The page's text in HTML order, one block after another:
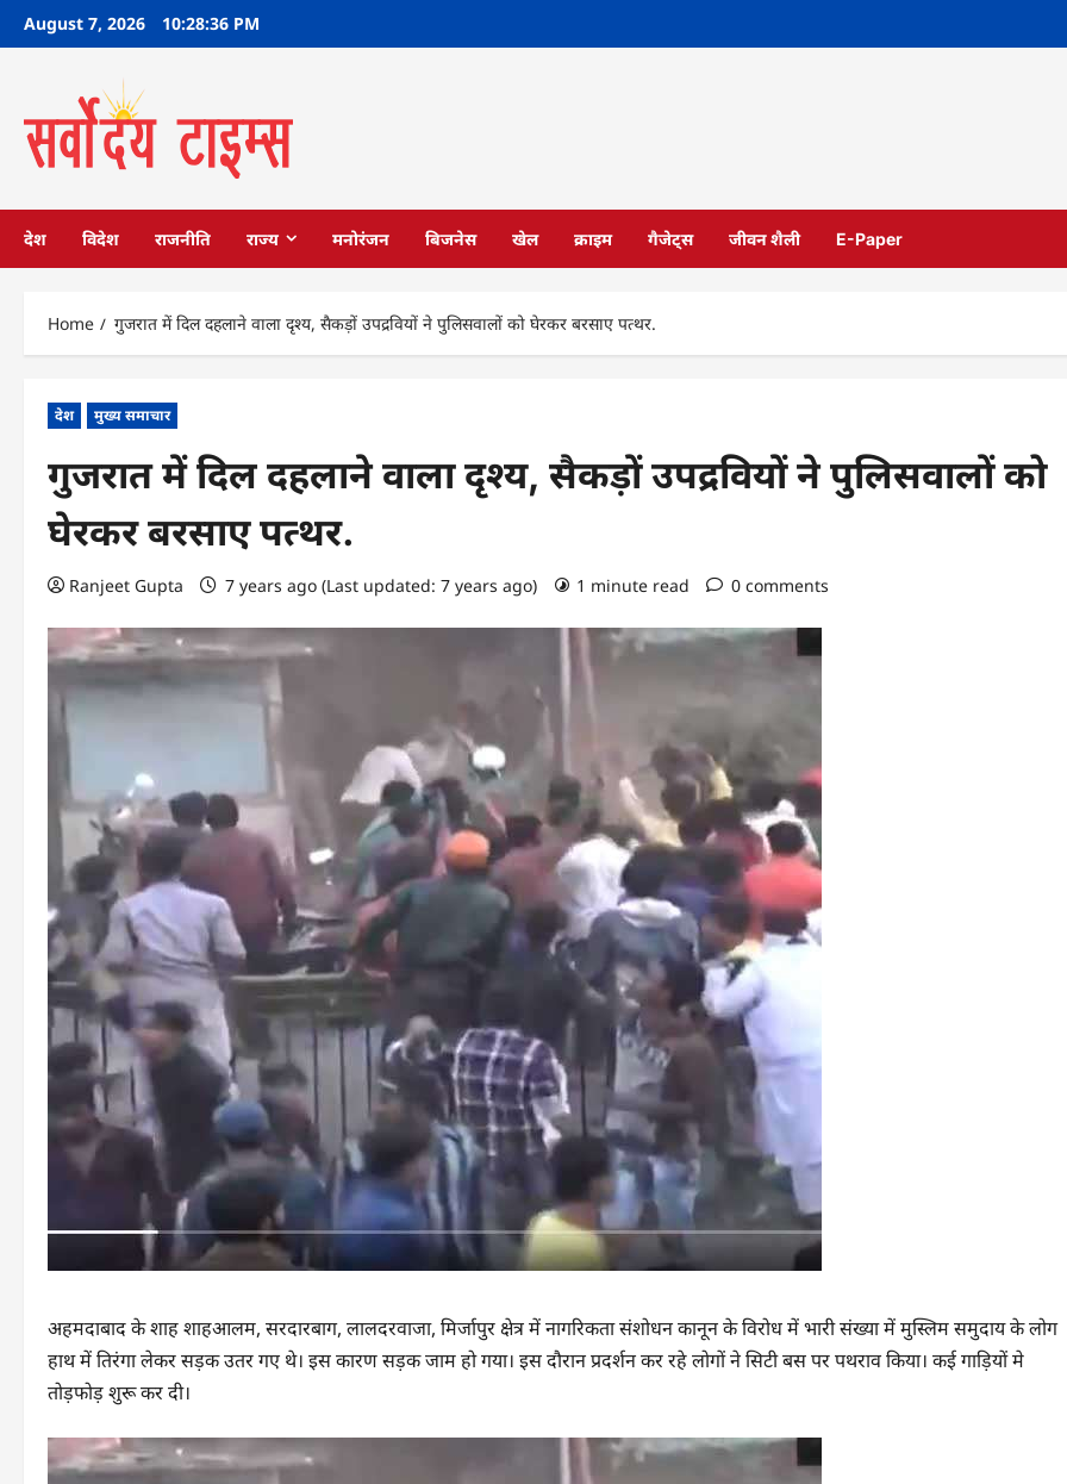
SkipAugust 7, 2026 10:28:37 PM
देश विदेश राजनीति राज्य मनोरंजन बिजनेस खेल क्राइम गैजेट्स जीवन शैली E-Paper
Home गुजरात में दिल दहलाने वाला दृश्‍य, सैकड़ों उपद्रवियों ने पुलिसवालों को घेरकर बरसाए पत्थर.
देश मुख्य समाचार
गुजरात में दिल दहलाने वाला दृश्‍य, सैकड़ों उपद्रवियों ने पुलिसवालों को
घेरकर बरसाए पत्थर.
Ranjeet Gupta 7 years ago (Last updated: 7 years ago) 1 minute read 0 comments
अहमदाबाद के शाह शाहआलम, सरदारबाग, लालदरवाजा, मिर्जापुर क्षेत्र में नागरिकता संशोधन कानून के विरोध में भारी संख्या में मुस्लिम समुदाय के लोग
हाथ में तिरंगा लेकर सड़क उतर गए थे। इस कारण सड़क जाम हो गया। इस दौरान प्रदर्शन कर रहे लोगों ने सिटी बस पर पथराव किया। कई गाड़ियों मे
तोड़फोड़ शुरू कर दी।